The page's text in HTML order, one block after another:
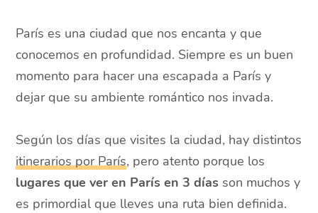
París es una ciudad que nos encanta y que
conocemos en profundidad. Siempre es un buen
momento para hacer una escapada a París y
dejar que su ambiente romántico nos invada.
Según los días que visites la ciudad, hay distintos
itinerarios por París, pero atento porque los
lugares que ver en París en 3 días son muchos y
es primordial que lleves una ruta bien definida.